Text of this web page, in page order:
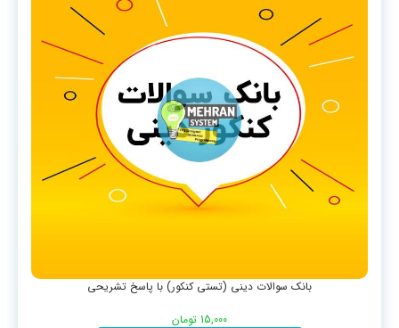
بانک سوالات دینی (تستی کنکور) با پاسخ تشریحی
15,000 تومان